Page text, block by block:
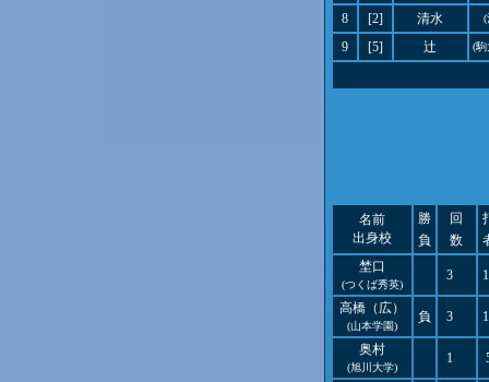
8 [2] 清水 (
9 [5] 辻 (駒
名前
出身校
勝
負
回
数
埜口
(つくば秀英)
3
高橋（広）
(山本学園)
負 3
奥村
(旭川大学)
1